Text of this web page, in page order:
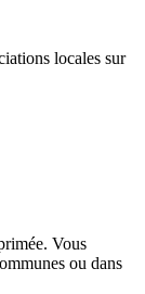
locales sur
Vous
ou dans